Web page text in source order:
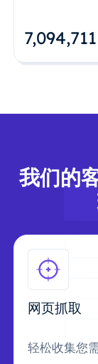
7,094,712
我们的
网页抓取
轻松收集您